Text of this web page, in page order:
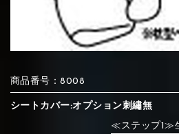
⑦Blue
⑩White ⑪Black
⑦Blue
④Brown ⑤Dark
④Beige
④Beige
商品番号：8008
シートカバー:オプション刺繡無
≪ステップ1≫